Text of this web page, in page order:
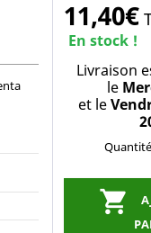
11,40€
En stock !
Livraison
le
et le
Quantité
